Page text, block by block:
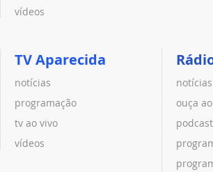
vídeos
TV Aparecida
notícias
programação
tv ao vivo
vídeos
notícias
ouça
podcast